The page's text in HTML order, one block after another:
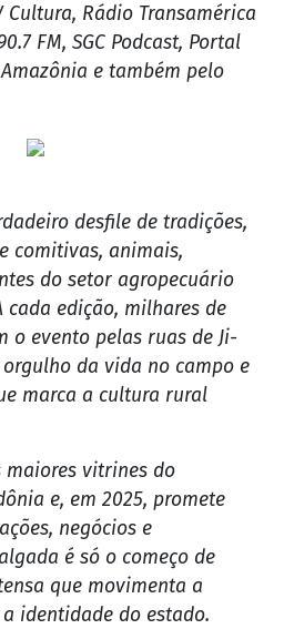
Cultura, Rádio Transamérica
FM, SGC Podcast, Portal
e também pelo
desfile de tradições,
comitivas, animais,
do setor agropecuário
cada edição, milhares de
o evento pelas ruas de Ji-
da vida no campo e
marca a cultura rural
maiores vitrines do
e, em 2025, promete
negócios e
é só o começo de
que movimenta a
identidade do estado.